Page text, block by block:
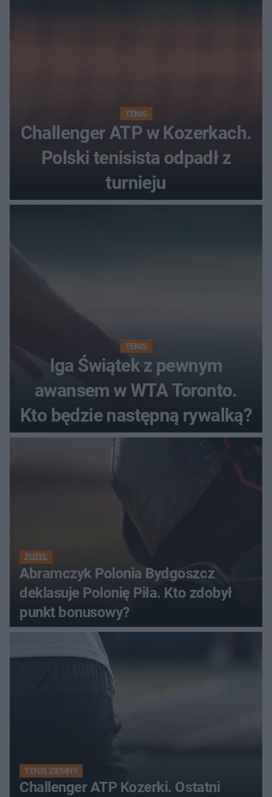
TENIS
Challenger ATP w Kozerkach.
Polski tenisista odpadł z
turnieju
TENIS
Iga Świątek z pewnym
awansem w WTA Toronto.
Kto będzie następną rywalką?
ŻUŻEL
Abramczyk Polonia Bydgoszcz
deklasuje Polonię Piła. Kto zdobył
punkt bonusowy?
TENIS ZIEMNY
Challenger ATP Kozerki. Ostatni